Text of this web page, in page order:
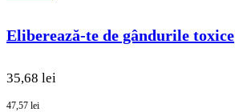
Eliberează-te de gândurile toxice
35,68 lei
47,57 lei